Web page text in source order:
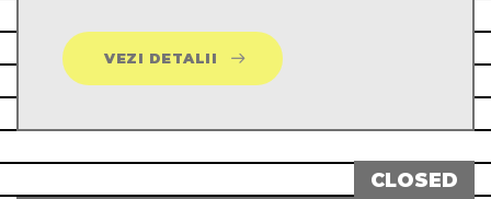
VEZI DETALII